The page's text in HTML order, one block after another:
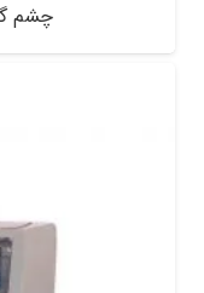
چشم